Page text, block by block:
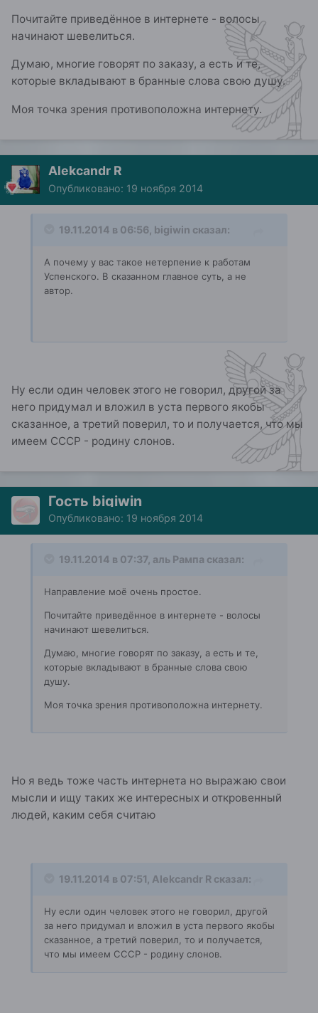
Почитайте приведённое в интернете - волосы
начинают шевелиться.
Думаю, многие говорят по заказу, а есть и те,
которые вкладывают в бранные слова свою душу.
Моя точка зрения противоположна интернету.
Alekcandr R
Опубликовано: 19 ноября 2014
19.11.2014 в 06:56, bigiwin сказал:
А почему у вас такое нетерпение к работам
Успенского. В сказанном главное суть, а не
автор.
Ну если один человек этого не говорил, другой за
него придумал и вложил в уста первого якобы
сказанное, а третий поверил, то и получается, что мы
имеем СССР - родину слонов.
Гость bigiwin
Опубликовано: 19 ноября 2014
19.11.2014 в 07:37, аль Рампа сказал:
Направление моё очень простое.
Почитайте приведённое в интернете - волосы
начинают шевелиться.
Думаю, многие говорят по заказу, а есть и те,
которые вкладывают в бранные слова свою
душу.
Моя точка зрения противоположна интернету.
Но я ведь тоже часть интернета но выражаю свои
мысли и ищу таких же интересных и откровенный
людей, каким себя считаю
19.11.2014 в 07:51, Alekcandr R сказал:
Ну если один человек этого не говорил, другой
за него придумал и вложил в уста первого якобы
сказанное, а третий поверил, то и получается,
что мы имеем СССР - родину слонов.